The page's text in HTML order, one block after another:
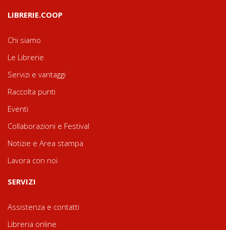
LIBRERIE.COOP
Chi siamo
Le Librerie
Servizi e vantaggi
Raccolta punti
Eventi
Collaborazioni e Festival
Notizie e Area stampa
Lavora con noi
SERVIZI
Assistenza e contatti
Libreria online